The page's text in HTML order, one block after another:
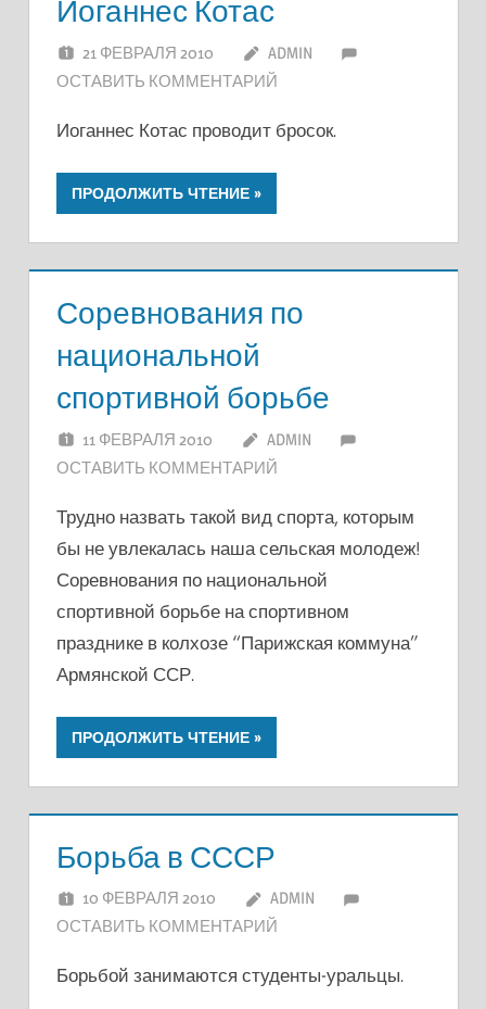
Иоганнес Котас
21 ФЕВРАЛЯ 2010
ADMIN
ОСТАВИТЬ КОММЕНТАРИЙ
Иоганнес Котас проводит бросок.
ПРОДОЛЖИТЬ ЧТЕНИЕ
Соревнования по
национальной
спортивной борьбе
11 ФЕВРАЛЯ 2010
ADMIN
ОСТАВИТЬ КОММЕНТАРИЙ
Трудно назвать такой вид спорта, которым
бы не увлекалась наша сельская молодеж!
Соревнования по национальной
спортивной борьбе на спортивном
празднике в колхозе “Парижская коммуна”
Армянской ССР.
ПРОДОЛЖИТЬ ЧТЕНИЕ
Борьба в СССР
10 ФЕВРАЛЯ 2010
ADMIN
ОСТАВИТЬ КОММЕНТАРИЙ
Борьбой занимаются студенты-уральцы.